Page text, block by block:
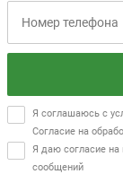
Я соглашаюсь с
Согласие на
Я даю согласие на
сообщений